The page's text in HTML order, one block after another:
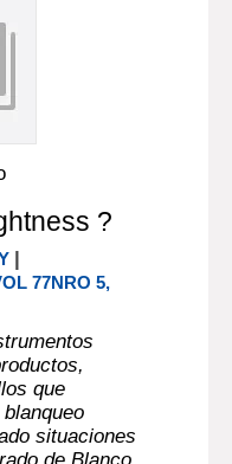
?
|
77NRO 5,
que
situaciones